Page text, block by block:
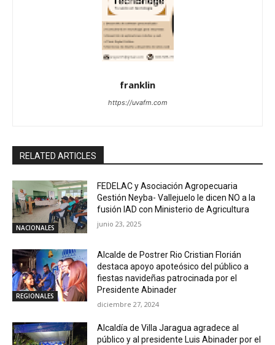
franklin
https://uvafm.com
RELATED ARTICLES
NACIONALES
FEDELAC y Asociación Agropecuaria
Gestión Neyba- Vallejuelo le dicen NO a la
fusión IAD con Ministerio de Agricultura
junio 23, 2025
REGIONALES
Alcalde de Postrer Rio Cristian Florián
destaca apoyo apoteósico del público a
fiestas navideñas patrocinada por el
Presidente Abinader
diciembre 27, 2024
Alcaldía de Villa Jaragua agradece al
público y al presidente Luis Abinader por el